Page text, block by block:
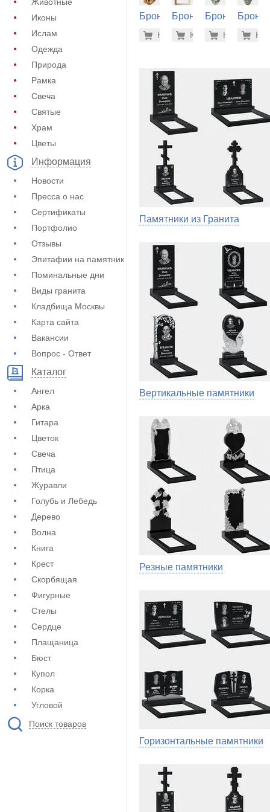
Иконы
Ислам
Одежда
Природа
Рамка
Свеча
Святые
Храм
Цветы
Информация
Новости
Пресса о нас
Сертификаты
Портфолио
Отзывы
Эпитафии на памятник
Поминальные дни
Виды гранита
Кладбища Москвы
Карта сайта
Вакансии
Вопрос - Ответ
Каталог
Ангел
Арка
Гитара
Цветок
Свеча
Птица
Журавли
Голубь и Лебедь
Дерево
Волна
Книга
Крест
Скорбящая
Фигурные
Стелы
Сердце
Плащаница
Бюст
Купол
Корка
Угловой
Поиск товаров
Бронза
памятник
-7%
Купить
Бронза
памятник
-7%
Купить
Бронза
памятник
-
Купить
Бронза
Памятники из Гранита
Вертикальные памятники
Резные памятники
Горизонтальные памятники